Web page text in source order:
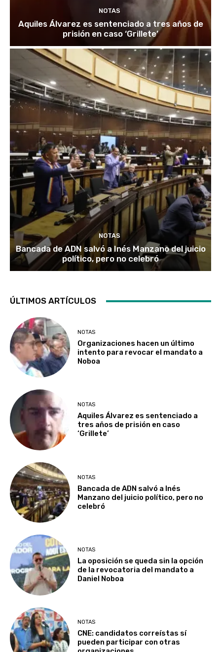
NOTAS
Aquiles Álvarez es sentenciado a tres años de
prisión en caso ‘Grillete’
NOTAS
Bancada de ADN salvó a Inés Manzano del juicio
político, pero no celebró
ÚLTIMOS ARTÍCULOS
NOTAS
Organizaciones hacen un último
intento para revocar el mandato a
Noboa
NOTAS
Aquiles Álvarez es sentenciado a
tres años de prisión en caso
‘Grillete’
NOTAS
Bancada de ADN salvó a Inés
Manzano del juicio político, pero no
celebró
NOTAS
La oposición se queda sin la opción
de la revocatoria del mandato a
Daniel Noboa
NOTAS
CNE: candidatos correístas sí
pueden participar con otras